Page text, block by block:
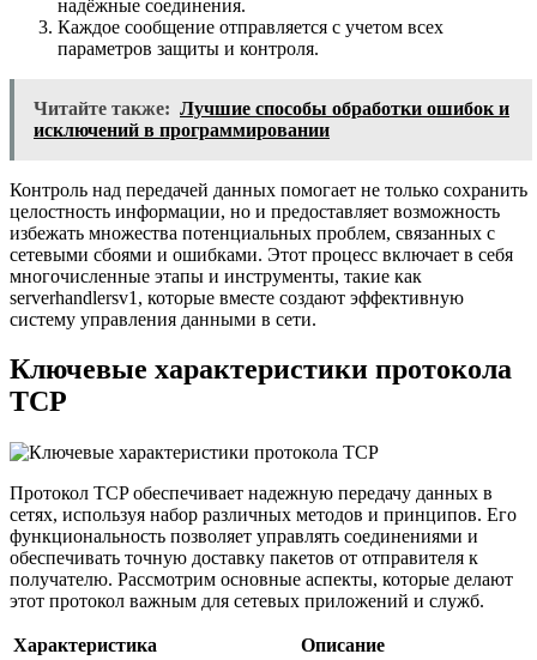
надёжные соединения.
Каждое сообщение отправляется с учетом всех
параметров защиты и контроля.
Читайте также: Лучшие способы обработки ошибок и
исключений в программировании
Контроль над передачей данных помогает не только сохранить
целостность информации, но и предоставляет возможность
избежать множества потенциальных проблем, связанных с
сетевыми сбоями и ошибками. Этот процесс включает в себя
многочисленные этапы и инструменты, такие как
serverhandlersv1, которые вместе создают эффективную
систему управления данными в сети.
Ключевые характеристики протокола
TCP
Протокол TCP обеспечивает надежную передачу данных в
сетях, используя набор различных методов и принципов. Его
функциональность позволяет управлять соединениями и
обеспечивать точную доставку пакетов от отправителя к
получателю. Рассмотрим основные аспекты, которые делают
этот протокол важным для сетевых приложений и служб.
Характеристика Описание